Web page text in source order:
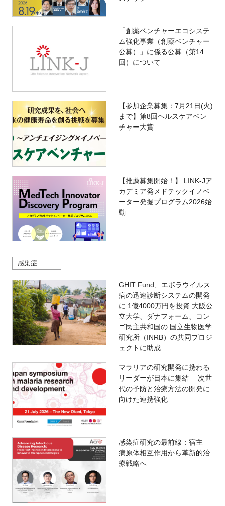
「創薬ベンチャーエコシステ
ム強化事業（創薬ベンチャー
公募）」に係る公募（第14
回）について
【参加企業募集：7月21日(火)
まで】第8回ヘルスケアベン
チャー大賞
【推薦募集開始！】 LINK-Jア
カデミア発メドテックイノベ
ーター発掘プログラム2026始
動
感染症
GHIT Fund、エボラウイルス
病の迅速診断システムの開発
に 1億4000万円を投資 大阪公
立大学、ダナフォーム、コン
ゴ民主共和国の 国立生物医学
研究所（INRB）の共同プロジ
ェクトに助成
マラリアの研究開発に携わる
リーダーが日本に集結 次世
代の予防と治療方法の開発に
向けた連携強化
感染症研究の最前線：宿主–
病原体相互作用から革新的治
療戦略へ